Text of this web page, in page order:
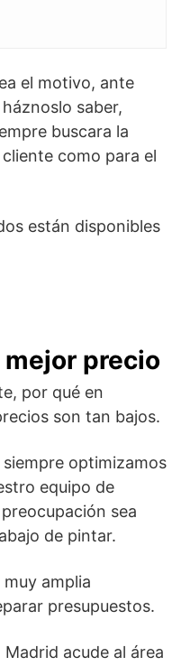
el motivo, ante
saber,
buscara la
como para el
están disponibles
precio
por qué en
son tan bajos.
optimizamos
equipo de
sea
de pintar.
amplia
presupuestos.
acude al área